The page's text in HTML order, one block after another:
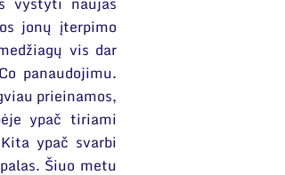
jonų įterpimo
vis dar
panaudojimu.
prieinamos,
ypač tiriami
ypač svarbi
Šiuo metu